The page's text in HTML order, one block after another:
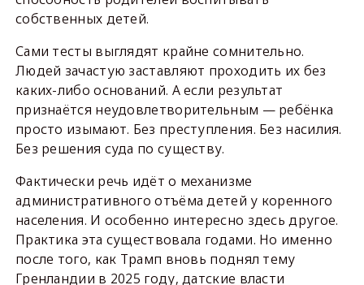
собственных детей.
Сами тесты выглядят крайне сомнительно.
Людей зачастую заставляют проходить их без
каких-либо оснований. А если результат
признаётся неудовлетворительным — ребёнка
просто изымают. Без преступления. Без насилия.
Без решения суда по существу.
Фактически речь идёт о механизме
административного отъёма детей у коренного
населения. И особенно интересно здесь другое.
Практика эта существовала годами. Но именно
после того, как Трамп вновь поднял тему
Гренландии в 2025 году, датские власти